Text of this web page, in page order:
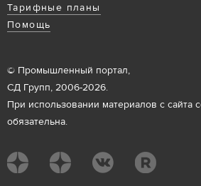
Тарифные планы
Помощь
© Промышленный портал,
СД Групп, 2006-2026.
При использовании материалов с сайта
обязательна.